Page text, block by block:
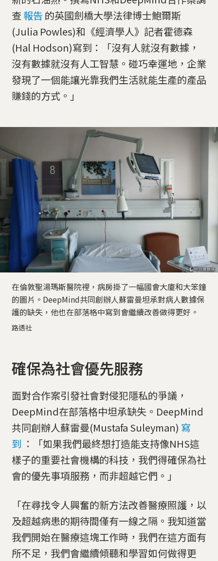
查 報告 的英國劍橋大學法律博士鮑爾斯
(Julia Powles)和《經濟學人》記者霍德森
(Hal Hodson)寫到：「沒有人就沒有數據，
沒有數據就沒有人工智慧。碰巧幸運地，企業
發現了一個能讓光靠我們生活就能生產的產品
賺錢的方式。」
在倫敦聖湯瑪斯醫院裡，病房掛了一幅國會大廈和大笨鐘
的圖片。DeepMind共同創辦人蘇雷曼坦承對病人數據保
護的缺失，他也在部落格中寫到會繼續改善做得更好。
路透社
確保為社會優先服務
面對合作案引發社會對侵犯隱私的爭議，
DeepMind在部落格中坦承缺失。DeepMind
共同創辦人蘇雷曼(Mustafa Suleyman) 寫
到 ：「如果我們最終想打造能支持像NHS這
樣子的重要社會機構的科技，我們得確保為社
會的優先事項服務，而非超越它們。」
「在尋找令人興奮的新方法改善醫療照護，以
及超越病患的期待間僅有一線之隔。我知道當
我們開始在醫療這塊工作時，我們在這方面有
所不足，我們會繼續傾聽和學習如何做得更